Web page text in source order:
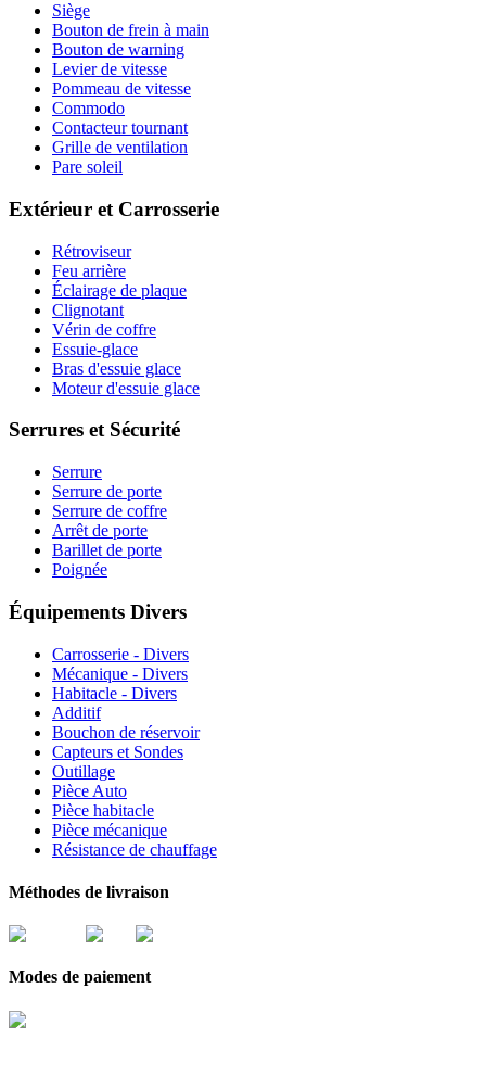
Siège
Bouton de frein à main
Bouton de warning
Levier de vitesse
Pommeau de vitesse
Commodo
Contacteur tournant
Grille de ventilation
Pare soleil
Extérieur et Carrosserie
Rétroviseur
Feu arrière
Éclairage de plaque
Clignotant
Vérin de coffre
Essuie-glace
Bras d'essuie glace
Moteur d'essuie glace
Serrures et Sécurité
Serrure
Serrure de porte
Serrure de coffre
Arrêt de porte
Barillet de porte
Poignée
Équipements Divers
Carrosserie - Divers
Mécanique - Divers
Habitacle - Divers
Additif
Bouchon de réservoir
Capteurs et Sondes
Outillage
Pièce Auto
Pièce habitacle
Pièce mécanique
Résistance de chauffage
Méthodes de livraison
Modes de paiement